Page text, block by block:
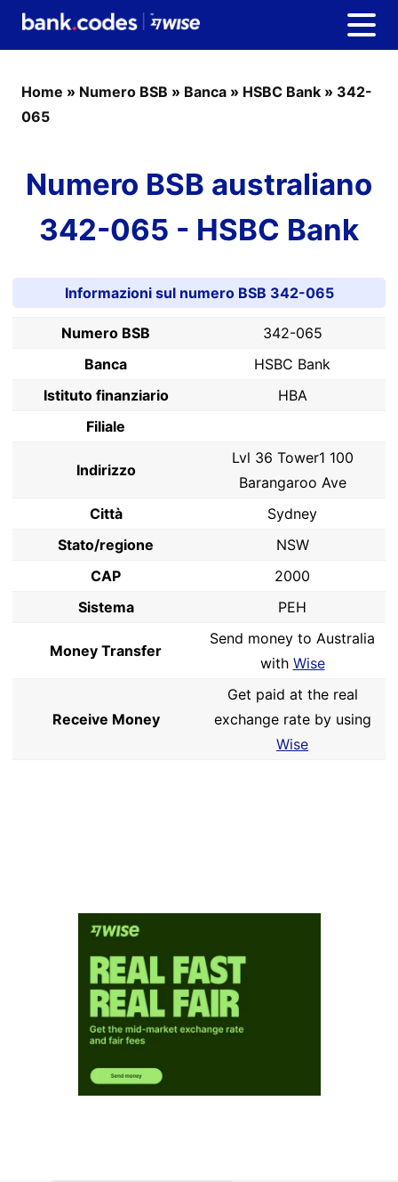
Home » Numero BSB » Banca » HSBC Bank » 342-
065
Numero BSB australiano
342-065 - HSBC Bank
Informazioni sul numero BSB 342-065
Numero BSB
342-065
Banca
HSBC Bank
Istituto finanziario
HBA
Filiale
Indirizzo
Lvl 36 Tower1 100
Barangaroo Ave
Città
Sydney
Stato/regione
NSW
CAP
2000
Sistema
PEH
Money Transfer
Send money to Australia
with Wise
Receive Money
Get paid at the real
exchange rate by using
Wise